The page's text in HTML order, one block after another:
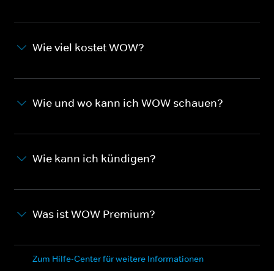
Wie viel kostet WOW?
Wie und wo kann ich WOW schauen?
Wie kann ich kündigen?
Was ist WOW Premium?
Zum Hilfe-Center für weitere Informationen